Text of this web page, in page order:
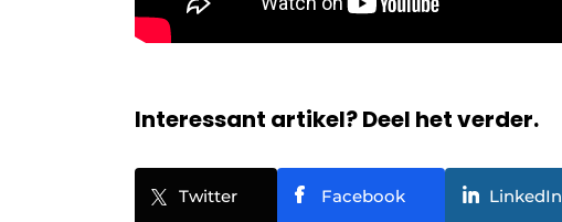
Interessant artikel? Deel het verder.
Twitter Facebook LinkedIn